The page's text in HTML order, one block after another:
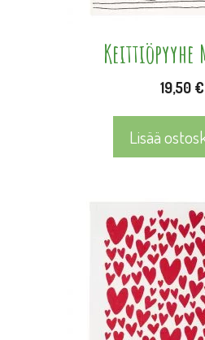
Keittiöpyyhe
19,50 €
Lisää